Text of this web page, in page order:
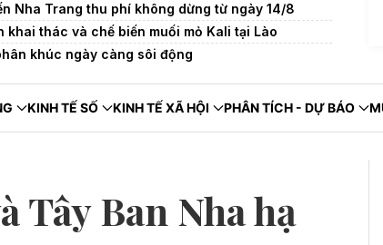
Nha Trang thu phí không dừng từ ngày 14/8
thác và chế biến muối mỏ Kali tại Lào
khúc ngày càng sôi động
KINH TẾ SỐ KINH TẾ XÃ HỘI PHÂN TÍCH - DỰ BÁO
Tây Ban Nha hạ